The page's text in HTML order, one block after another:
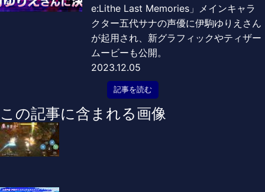
e:Lithe Last Memories」メインキャラ
クター五代サナの声優に伊駒ゆりえさん
が起用され、新グラフィックやティザー
ムービーも公開。
2023.12.05
記事を読む
この記事に含まれる画像